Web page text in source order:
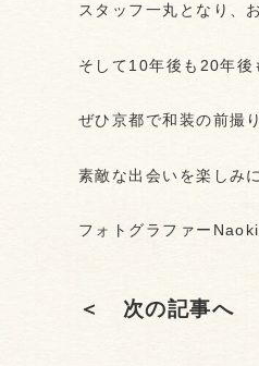
スタッフ一丸となり、
そして10年後も20年後
ぜひ京都で和装の前撮
素敵な出会いを楽しみ
フォトグラファーNaoki
＜ 次の記事へ